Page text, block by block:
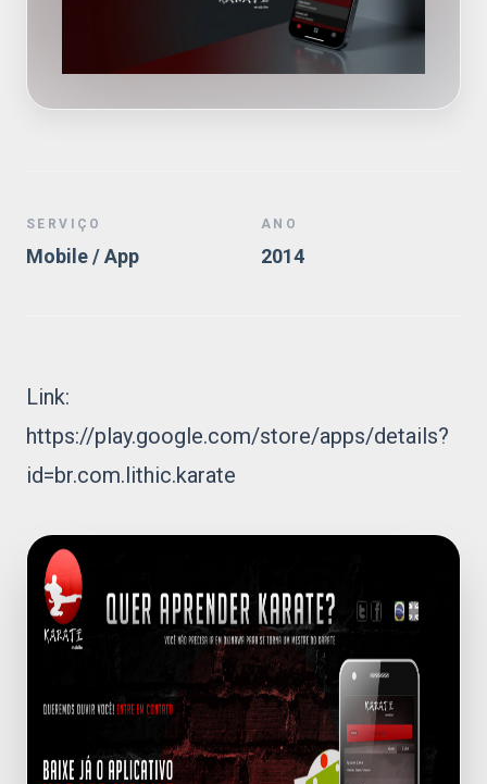
SERVIÇO
Mobile / App
ANO
2014
Link:
https://play.google.com/store/apps/details?
id=br.com.lithic.karate